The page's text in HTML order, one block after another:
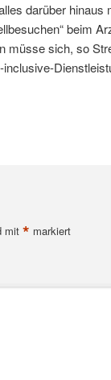
darüber hinaus
beim
müsse sich, so
mit * markiert